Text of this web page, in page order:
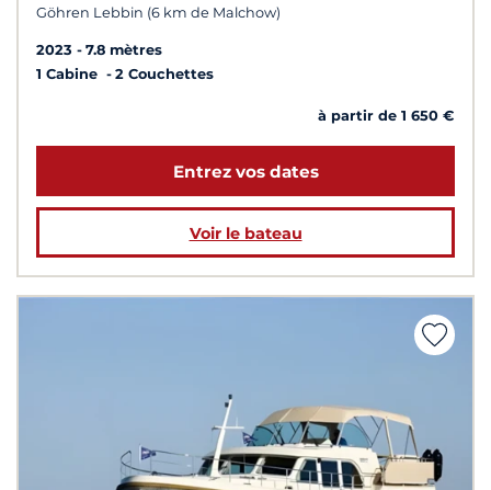
Göhren Lebbin (6 km de Malchow)
2023
7.8 mètres
1 Cabine
2 Couchettes
à partir de 1 650 €
Entrez vos dates
Voir le bateau